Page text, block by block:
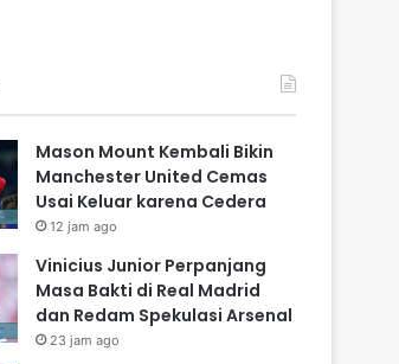
Mason Mount Kembali Bikin
Manchester United Cemas
Usai Keluar karena Cedera
12 jam ago
Vinicius Junior Perpanjang
Masa Bakti di Real Madrid
dan Redam Spekulasi Arsenal
23 jam ago